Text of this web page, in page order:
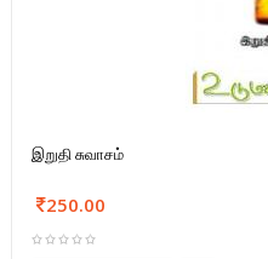
இறுதி சுவாசம்
250.00